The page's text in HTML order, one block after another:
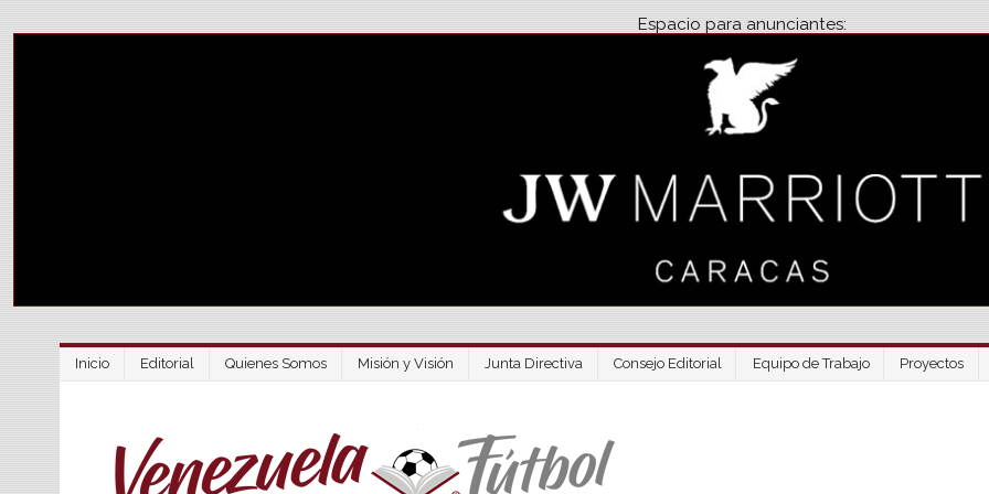
Espacio para anunciantes:
Inicio Editorial Quienes Somos Misión y Visión Junta Directiva Consejo Editorial Equipo de Trabajo Proyectos